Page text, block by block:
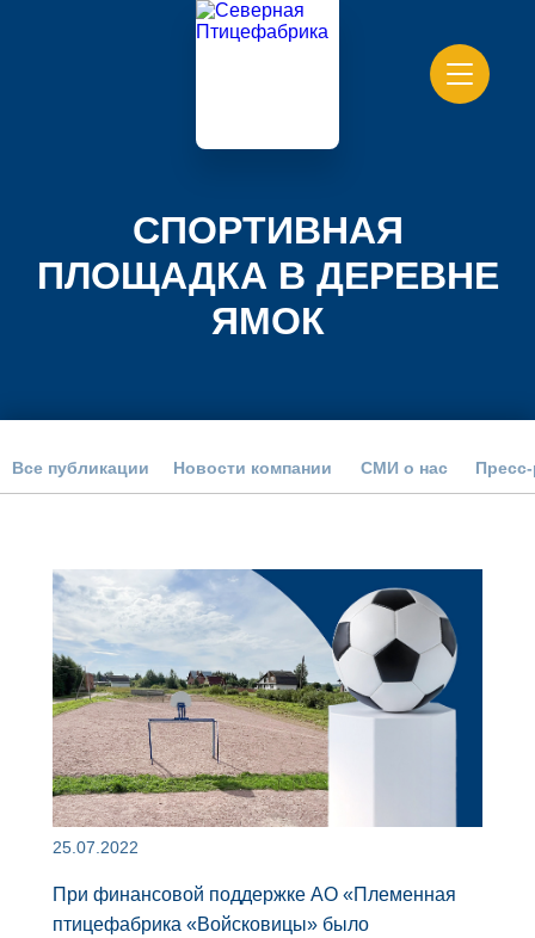
СПОРТИВНАЯ
ПЛОЩАДКА В ДЕРЕВНЕ
ЯМОК
Все публикации Новости компании СМИ о нас
25.07.2022
При финансовой поддержке АО «Племенная
птицефабрика «Войсковицы» было